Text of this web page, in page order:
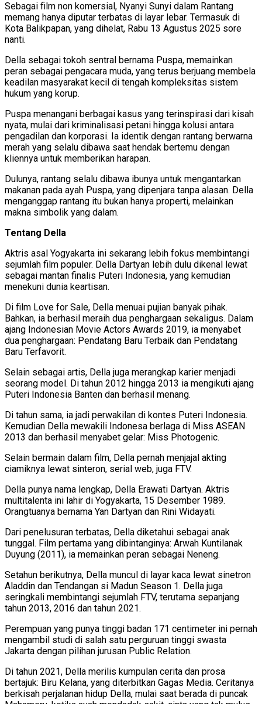
Sebagai film non komersial, Nyanyi Sunyi dalam Rantang
memang hanya diputar terbatas di layar lebar. Termasuk di
Kota Balikpapan, yang dihelat, Rabu 13 Agustus 2025 sore
nanti.
Della sebagai tokoh sentral bernama Puspa, memainkan
peran sebagai pengacara muda, yang terus berjuang membela
keadilan masyarakat kecil di tengah kompleksitas sistem
hukum yang korup.
Puspa menangani berbagai kasus yang terinspirasi dari kisah
nyata, mulai dari kriminalisasi petani hingga kolusi antara
pengadilan dan korporasi. Ia identik dengan rantang berwarna
merah yang selalu dibawa saat hendak bertemu dengan
kliennya untuk memberikan harapan.
Dulunya, rantang selalu dibawa ibunya untuk mengantarkan
makanan pada ayah Puspa, yang dipenjara tanpa alasan. Della
menganggap rantang itu bukan hanya properti, melainkan
makna simbolik yang dalam.
Tentang Della
Aktris asal Yogyakarta ini sekarang lebih fokus membintangi
sejumlah film populer. Della Dartyan lebih dulu dikenal lewat
sebagai mantan finalis Puteri Indonesia, yang kemudian
menekuni dunia keartisan.
Di film Love for Sale, Della menuai pujian banyak pihak.
Bahkan, ia berhasil meraih dua penghargaan sekaligus. Dalam
ajang Indonesian Movie Actors Awards 2019, ia menyabet
dua penghargaan: Pendatang Baru Terbaik dan Pendatang
Baru Terfavorit.
Selain sebagai artis, Della juga merangkap karier menjadi
seorang model. Di tahun 2012 hingga 2013 ia mengikuti ajang
Puteri Indonesia Banten dan berhasil menang.
Di tahun sama, ia jadi perwakilan di kontes Puteri Indonesia.
Kemudian Della mewakili Indonesa berlaga di Miss ASEAN
2013 dan berhasil menyabet gelar: Miss Photogenic.
Selain bermain dalam film, Della pernah menjajal akting
ciamiknya lewat sinteron, serial web, juga FTV.
Della punya nama lengkap, Della Erawati Dartyan. Aktris
multitalenta ini lahir di Yogyakarta, 15 Desember 1989.
Orangtuanya bernama Yan Dartyan dan Rini Widayati.
Dari penelusuran terbatas, Della diketahui sebagai anak
tunggal. Film pertama yang dibintanginya: Arwah Kuntilanak
Duyung (2011), ia memainkan peran sebagai Neneng.
Setahun berikutnya, Della muncul di layar kaca lewat sinetron
Aladdin dan Tendangan si Madun Season 1. Della juga
seringkali membintangi sejumlah FTV, terutama sepanjang
tahun 2013, 2016 dan tahun 2021.
Perempuan yang punya tinggi badan 171 centimeter ini pernah
mengambil studi di salah satu perguruan tinggi swasta
Jakarta dengan pilihan jurusan Public Relation.
Di tahun 2021, Della merilis kumpulan cerita dan prosa
bertajuk: Biru Kelana, yang diterbitkan Gagas Media. Ceritanya
berkisah perjalanan hidup Della, mulai saat berada di puncak